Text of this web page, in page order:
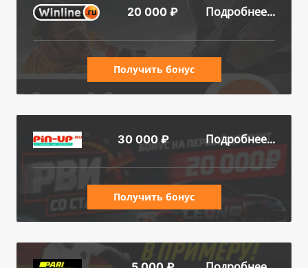
20 000 ₽ Подробнее...
Получить бонус
30 000 ₽ Подробнее...
Получить бонус